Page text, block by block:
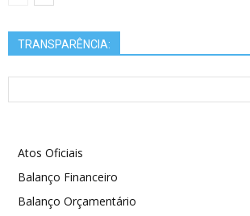
TRANSPARÊNCIA:
Atos Oficiais
Balanço Financeiro
Balanço Orçamentário